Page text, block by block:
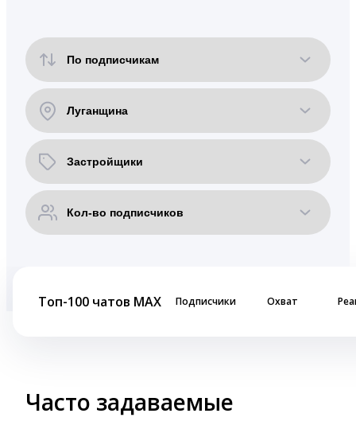
Топ-100 чатов MAX Подписчики Охват
Часто задаваемые